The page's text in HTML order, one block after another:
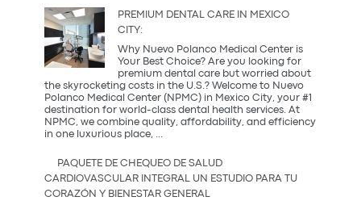
una
Descubre
la
tendencia
más
saludable
del
2026
PREMIUM DENTAL CARE IN MEXICO
CITY:
Why Nuevo Polanco Medical Center is
Your Best Choice? Are you looking for
premium dental care but worried about
the skyrocketing costs in the U.S.? Welcome to Nuevo
Polanco Medical Center (NPMC) in Mexico City, your #1
destination for world-class dental health services. At
NPMC, we combine quality, affordability, and efficiency
in one luxurious place,
Care
Mexico
City:
PAQUETE DE CHEQUEO DE SALUD
CARDIOVASCULAR INTEGRAL UN ESTUDIO PARA TU
CORAZÓN Y BIENESTAR GENERAL